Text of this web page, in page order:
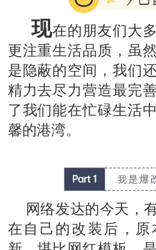
现在的朋友们大
更注重生活品质，虽
是隐蔽的空间，我们
精力去尽力营造最完
了我们能在忙碌生活
馨的港湾。
网络发达的今天，
在自己的改装后，原